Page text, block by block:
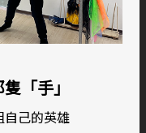
「手」
自己的英雄